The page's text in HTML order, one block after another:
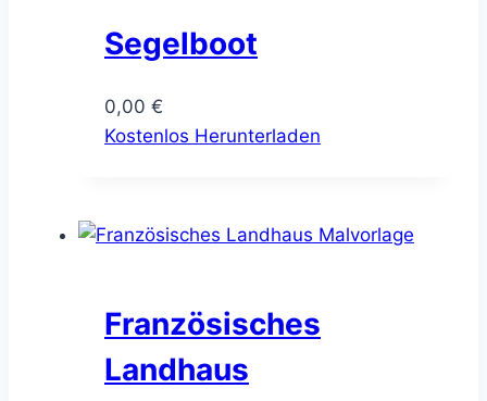
Segelboot
0,00 €
Kostenlos Herunterladen
Französisches
Landhaus